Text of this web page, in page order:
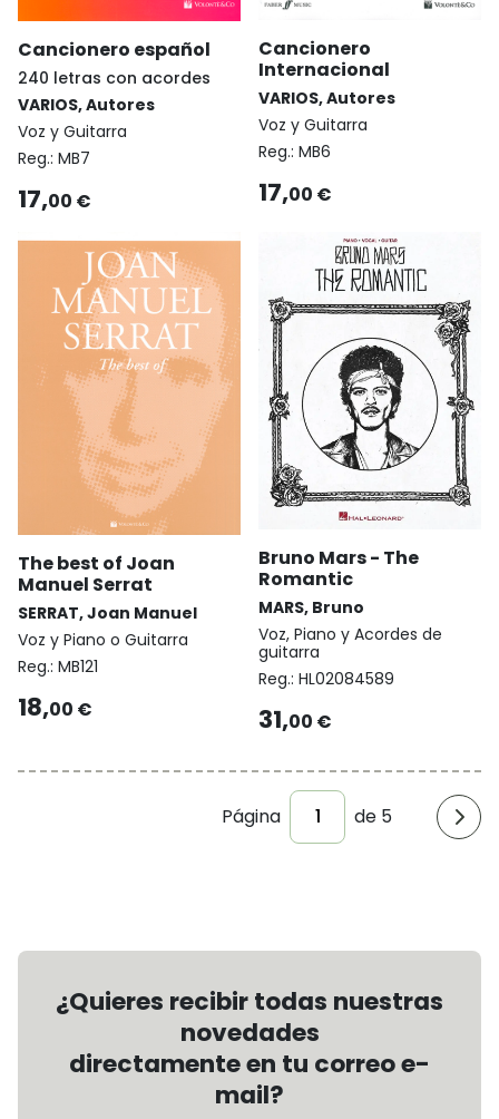
Cancionero español
240 letras con acordes
VARIOS, Autores
Voz y Guitarra
Reg.: MB7
17,00 €
Cancionero
Internacional
VARIOS, Autores
Voz y Guitarra
Reg.: MB6
17,00 €
The best of Joan
Manuel Serrat
SERRAT, Joan Manuel
Voz y Piano o Guitarra
Reg.: MB121
18,00 €
Bruno Mars - The
Romantic
MARS, Bruno
Voz, Piano y Acordes de
guitarra
Reg.: HL02084589
31,00 €
Página de 5
¿Quieres recibir todas nuestras
novedades
directamente en tu correo e-
mail?